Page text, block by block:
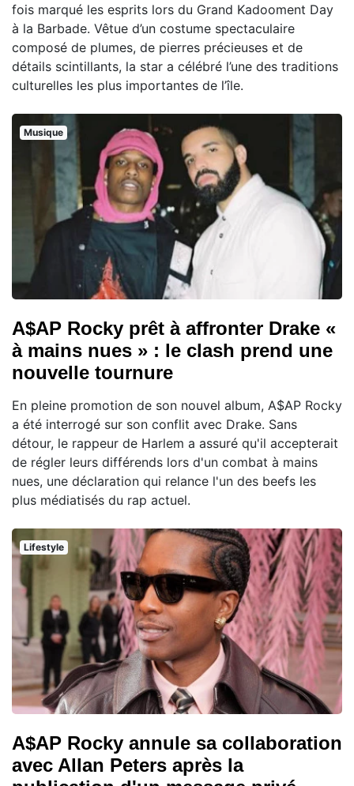
fois marqué les esprits lors du Grand Kadooment Day
à la Barbade. Vêtue d’un costume spectaculaire
composé de plumes, de pierres précieuses et de
détails scintillants, la star a célébré l’une des traditions
culturelles les plus importantes de l’île.
Musique
A$AP Rocky prêt à affronter Drake «
à mains nues » : le clash prend une
nouvelle tournure
En pleine promotion de son nouvel album, A$AP Rocky
a été interrogé sur son conflit avec Drake. Sans
détour, le rappeur de Harlem a assuré qu'il accepterait
de régler leurs différends lors d'un combat à mains
nues, une déclaration qui relance l'un des beefs les
plus médiatisés du rap actuel.
Lifestyle
A$AP Rocky annule sa collaboration
avec Allan Peters après la